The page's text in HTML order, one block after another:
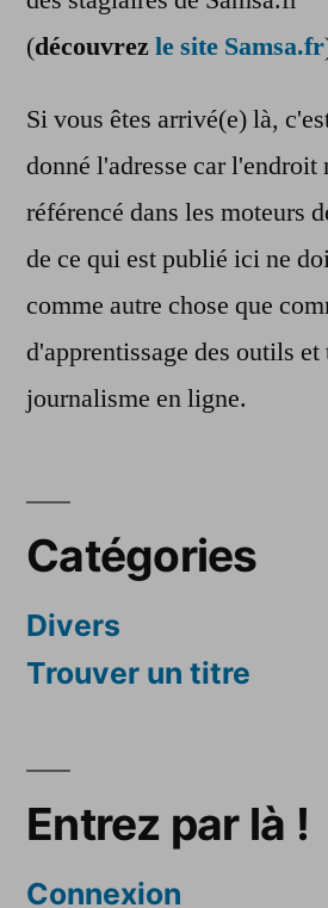
(découvrezle site Samsa.fr
Si vous êtes arrivé(e) là,
donné l'adresse car l'endroit
référencé dans les moteurs
de ce qui est publié ici ne
comme autre chose que
d'apprentissage des outils
journalisme en ligne.
Catégories
Divers
Trouver un titre
Entrez par là !
Connexion